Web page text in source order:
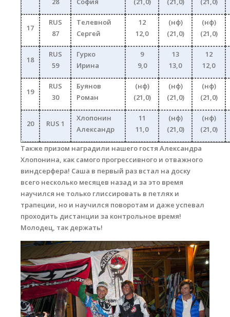
17
RUS
87
Телевной
Сергей
12
12,0
(нф)
(21,0)
(нф)
(21,0)
18
RUS
59
Гурко
Ирина
9
9,0
13
13,0
12
12,0
19
RUS
30
Буянов
Роман
(нф)
(21,0)
(нф)
(21,0)
(нф)
(21,0)
20 RUS 1
Хлопонин
Александр
11
11,0
(нф)
(21,0)
(нф)
(21,0)
Также призом наградили нашего гостя Александра
Хлопонина, как самого прогрессивного и отважного
виндсерфера! Саша в первый раз встал на доску
всего несколько месяцев назад и за это время
научился не только глиссировать в петлях и
трапеции, но и научился поворотам и даже успевал
проходить дистанции за контрольное время!
Молодец, так держать!
dsc_0125_copy.jpg